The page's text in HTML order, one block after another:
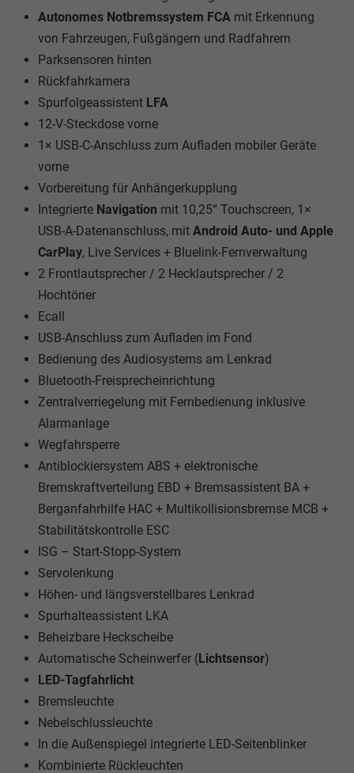
Autonomes Notbremssystem FCA mit Erkennung
von Fahrzeugen, Fußgängern und Radfahrern
Parksensoren hinten
Rückfahrkamera
Spurfolgeassistent LFA
12-V-Steckdose vorne
1× USB-C-Anschluss zum Aufladen mobiler Geräte
vorne
Vorbereitung für Anhängerkupplung
Integrierte Navigation mit 10,25“ Touchscreen, 1×
USB-A-Datenanschluss, mit Android Auto- und Apple
CarPlay, Live Services + Bluelink-Fernverwaltung
2 Frontlautsprecher / 2 Hecklautsprecher / 2
Hochtöner
Ecall
USB-Anschluss zum Aufladen im Fond
Bedienung des Audiosystems am Lenkrad
Bluetooth-Freisprecheinrichtung
Zentralverriegelung mit Fernbedienung inklusive
Alarmanlage
Wegfahrsperre
Antiblockiersystem ABS + elektronische
Bremskraftverteilung EBD + Bremsassistent BA +
Berganfahrhilfe HAC + Multikollisionsbremse MCB +
Stabilitätskontrolle ESC
ISG – Start-Stopp-System
Servolenkung
Höhen- und längsverstellbares Lenkrad
Spurhalteassistent LKA
Beheizbare Heckscheibe
Automatische Scheinwerfer (Lichtsensor)
LED-Tagfahrlicht
Bremsleuchte
Nebelschlussleuchte
In die Außenspiegel integrierte LED-Seitenblinker
Kombinierte Rückleuchten